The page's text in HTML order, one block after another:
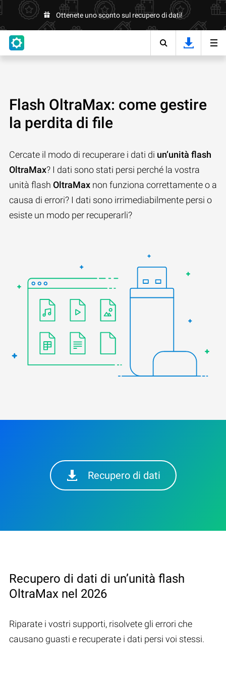
Ottenete uno sconto sul recupero di dati!
Flash OltraMax: come gestire
la perdita di file
Cercate il modo di recuperare i dati di un’unità flash
OltraMax? I dati sono stati persi perché la vostra
unità flash OltraMax non funziona correttamente o a
causa di errori? I dati sono irrimediabilmente persi o
esiste un modo per recuperarli?
Recupero di dati
Recupero di dati di un’unità flash
OltraMax nel 2026
Riparate i vostri supporti, risolvete gli errori che
causano guasti e recuperate i dati persi voi stessi.